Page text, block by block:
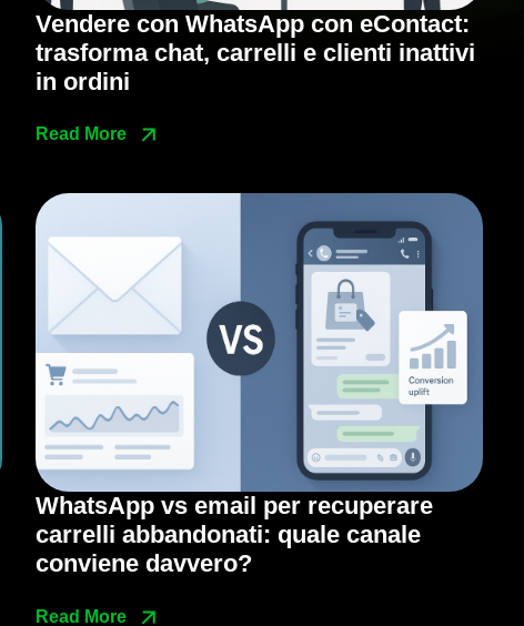
Vendere con WhatsApp con eContact:
trasforma chat, carrelli e clienti inattivi
in ordini
Read More
WhatsApp vs email per recuperare
carrelli abbandonati: quale canale
conviene davvero?
Read More